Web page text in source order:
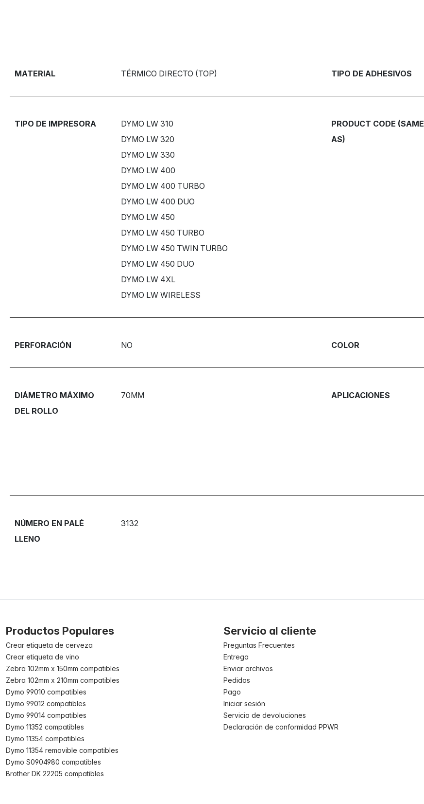
MATERIAL TÉRMICO DIRECTO (TOP) TIPO DE ADHESIVOS
TIPO DE IMPRESORA
DYMO LW 310
DYMO LW 320
DYMO LW 330
DYMO LW 400
DYMO LW 400 TURBO
DYMO LW 400 DUO
DYMO LW 450
DYMO LW 450 TURBO
DYMO LW 450 TWIN TURBO
DYMO LW 450 DUO
DYMO LW 4XL
DYMO LW WIRELESS
PRODUCT CODE (SAME
AS)
PERFORACIÓN NO COLOR
DIÁMETRO MÁXIMO
DEL ROLLO
70MM APLICACIONES
NÚMERO EN PALÉ
LLENO
3132
Productos Populares
Crear etiqueta de cerveza
Crear etiqueta de vino
Zebra 102mm x 150mm compatibles
Zebra 102mm x 210mm compatibles
Dymo 99010 compatibles
Dymo 99012 compatibles
Dymo 99014 compatibles
Dymo 11352 compatibles
Dymo 11354 compatibles
Dymo 11354 removible compatibles
Dymo S0904980 compatibles
Brother DK 22205 compatibles
Servicio al cliente
Preguntas Frecuentes
Entrega
Enviar archivos
Pedidos
Pago
Iniciar sesión
Servicio de devoluciones
Declaración de conformidad PPWR